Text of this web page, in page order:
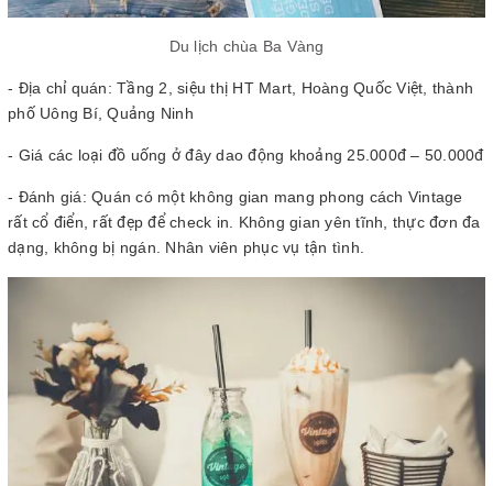
Du lịch chùa Ba Vàng
- Địa chỉ quán: Tầng 2, siệu thị HT Mart, Hoàng Quốc Việt, thành
phố Uông Bí, Quảng Ninh
- Giá các loại đồ uống ở đây dao động khoảng 25.000đ – 50.000đ
- Đánh giá: Quán có một không gian mang phong cách Vintage
rất cổ điển, rất đẹp để check in. Không gian yên tĩnh, thực đơn đa
dạng, không bị ngán. Nhân viên phục vụ tận tình.